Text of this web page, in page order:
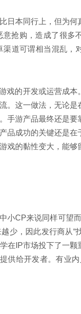
日本同行上，但为
抢购，造成了很多
道可谓相当混乱，
戏的开发或运营成本
。这一做法，无论
手游产品最终还是要
品成功的关键还是在
戏的黏性变大，能
小CP来说同样可望
少，因此发行商从“
在IP市场投下了一
供给开发者。有业